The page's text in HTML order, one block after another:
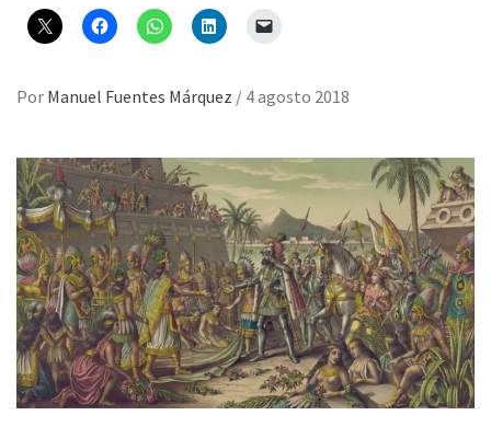
Por Manuel Fuentes Márquez / 4 agosto 2018